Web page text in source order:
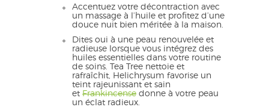
Accentuez votre décontraction avec
un massage à l’huile et profitez d’une
douce nuit bien méritée à la maison.
Dites oui à une peau renouvelée et
radieuse lorsque vous intégrez des
huiles essentielles dans votre routine
de soins. Tea Tree nettoie et
rafraîchit, Helichrysum favorise un
teint rajeunissant et sain
et Frankincense donne à votre peau
un éclat radieux.